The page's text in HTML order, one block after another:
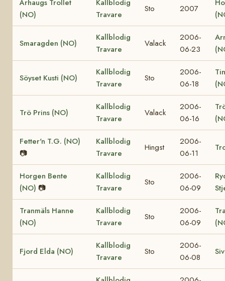
Århaugs Trollet
(NO)
Kallblodig
Travare
Sto 2007
Smaragden (NO)
Kallblodig
Travare
Valack
2006-
06-23
Söyset Kusti (NO)
Kallblodig
Travare
Sto
2006-
06-18
Trö Prins (NO)
Kallblodig
Travare
Valack
2006-
06-16
Fetter'n T.G. (NO)
📷
Kallblodig
Travare
Hingst
2006-
06-11
Horgen Bente
(NO) 📷
Kallblodig
Travare
Sto
2006-
06-09
Tranmäls Hanne
(NO)
Kallblodig
Travare
Sto
2006-
06-09
Fjord Elda (NO)
Kallblodig
Travare
Sto
2006-
06-08